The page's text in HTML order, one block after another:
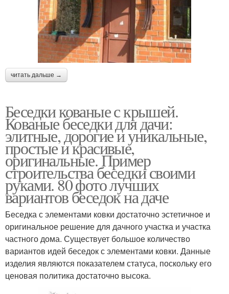
читать дальше →
Беседки кованые с крышей.
Кованые беседки для дачи:
элитные, дорогие и уникальные,
простые и красивые,
оригинальные. Пример
строительства беседки своими
руками. 80 фото лучших
вариантов беседок на даче
Беседка с элементами ковки достаточно эстетичное и
оригинальное решение для дачного участка и участка
частного дома. Существует большое количество
вариантов идей беседок с элементами ковки. Данные
изделия являются показателем статуса, поскольку его
ценовая политика достаточно высока.